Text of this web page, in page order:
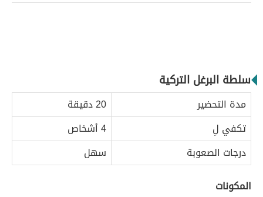
سلطة البرغل التركية
مدة التحضير
20 دقيقة
تكفي لِ
4 أشخاص
درجات الصعوبة
سهل
المكونات